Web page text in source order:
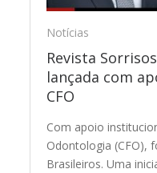
Notícias
Revista
lançada com
CFO
Com apoio
Odontologia (CFO),
Brasileiros. Uma